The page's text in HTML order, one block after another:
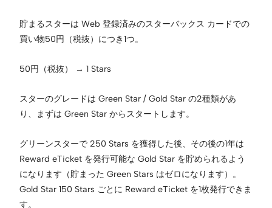
貯まるスターは Web 登録済みのスターバックス カードでの
買い物50円（税抜）につき1つ。
50円（税抜） → 1 Stars
スターのグレードは Green Star / Gold Star の2種類があ
り、まずは Green Star からスタートします。
グリーンスターで 250 Stars を獲得した後、その後の1年は
Reward eTicket を発行可能な Gold Star を貯められるよう
になります（貯まった Green Stars はゼロになります）。
Gold Star 150 Stars ごとに Reward eTicket を1枚発行できま
す。